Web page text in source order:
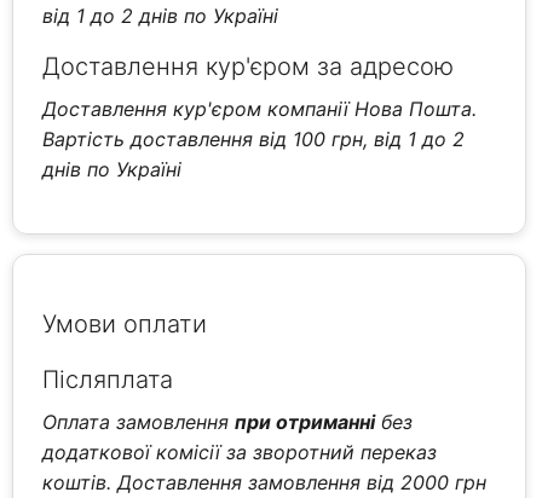
від 1 до 2 днів по Україні
Доставлення кур'єром за адресою
Доставлення кур'єром компанії Нова Пошта.
Вартість доставлення від 100 грн, від 1 до 2
днів по Україні
Умови оплати
Післяплата
Оплата замовленняпри отриманнібез
додаткової комісії за зворотний переказ
коштів. Доставлення замовлення від 2000 грн